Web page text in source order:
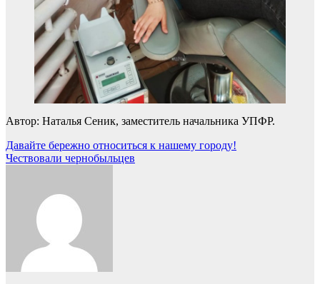
Автор: Наталья Сеник, заместитель начальника УПФР.
Навигация
по
Давайте бережно относиться к нашему городу!
Чествовали чернобыльцев